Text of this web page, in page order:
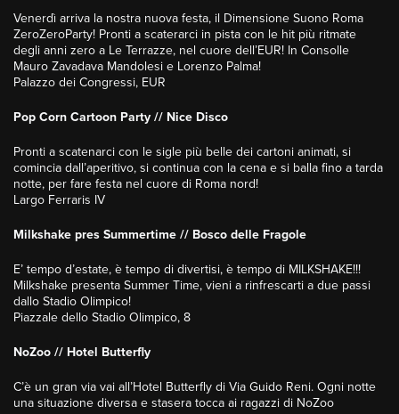
Venerdì arriva la nostra nuova festa, il Dimensione Suono Roma
ZeroZeroParty! Pronti a scaterarci in pista con le hit più ritmate
degli anni zero a Le Terrazze, nel cuore dell’EUR! In Consolle
Mauro Zavadava Mandolesi e Lorenzo Palma!
Palazzo dei Congressi, EUR
Pop Corn Cartoon Party // Nice Disco
Pronti a scatenarci con le sigle più belle dei cartoni animati, si
comincia dall’aperitivo, si continua con la cena e si balla fino a tarda
notte, per fare festa nel cuore di Roma nord!
Largo Ferraris IV
Milkshake pres Summertime // Bosco delle Fragole
E’ tempo d’estate, è tempo di divertisi, è tempo di MILKSHAKE!!!
Milkshake presenta Summer Time, vieni a rinfrescarti a due passi
dallo Stadio Olimpico!
Piazzale dello Stadio Olimpico, 8
NoZoo // Hotel Butterfly
C’è un gran via vai all’Hotel Butterfly di Via Guido Reni. Ogni notte
una situazione diversa e stasera tocca ai ragazzi di NoZoo